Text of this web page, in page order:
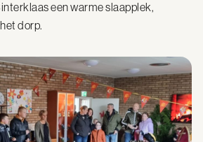
een warme slaapplek,
dorp.